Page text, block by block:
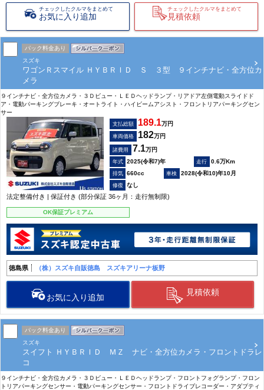
チェックしたクルマをまとめて
お気に入り追加
チェックしたクルマをまとめて
見積依頼
パック料金あり
スズキ
ワゴンＲスマイル ＨＹＢＲＩＤ Ｓ ３型 ９インチナビ・全方位カ
メラ
９インチナビ・全方位カメラ・３Ｄビュー・ＬＥＤヘッドランプ・リアドア左側電動スライドド
ア・電動パーキングブレーキ・オートライト・ハイビームアシスト・フロントリアパーキングセン
サー
支払総額 189.1万円
車両価格 182万円
諸費用 7.1万円
2025(令和7)年
0.6万Km
660cc
2028(令和10)年10月
なし
法定整備付き | 保証付き (部分保証 36ヶ月：走行無制限)
OK保証プレミアム
徳島県 （株）スズキ自販徳島 スズキアリーナ板野
お気に入り追加
見積依頼
パック料金あり
スズキ
スイフト ＨＹＢＲＩＤ ＭＺ ナビ・全方位カメラ・フロントドラレ
コ
９インチナビ・全方位カメラ・３Ｄビュー・ＬＥＤヘッドランプ・フロントフォグランプ・フロン
トリアパーキングセンサー・電動パーキングセンサー・フロントドライブレコーダー・アダプティ